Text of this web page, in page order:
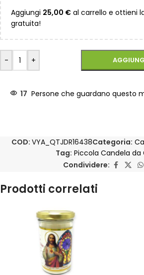
Aggiungi 25,00 € al carrello e ottieni
gratuita!
- +
17 Persone che guardano questo
COD: VYA_QTJDR16438Categoria:
Tag: Piccola Candela da
Condividere:
Prodotti correlati